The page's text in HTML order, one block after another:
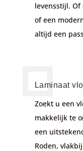
levensstijl.
of een
altijd een
Laminaat
Zoekt u een
makkelijk te
een
Roden,